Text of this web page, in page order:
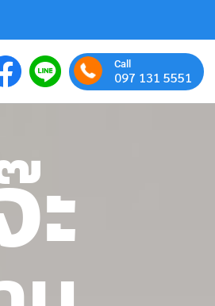
Call
097 131 5551